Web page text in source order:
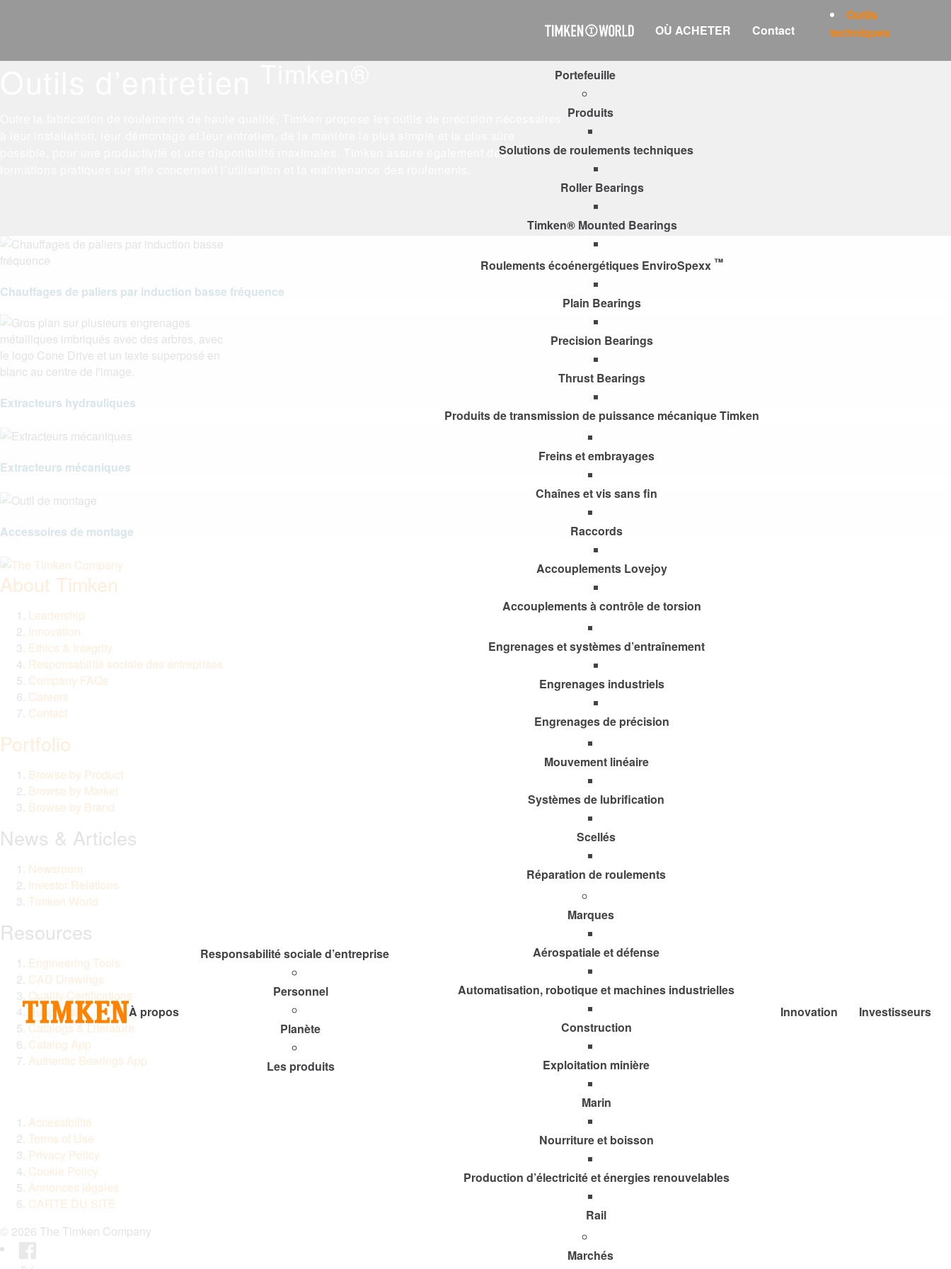
Timken
World
OÙ ACHETER Contact Languages
Outils
techniques
À propos
Responsabilité sociale d’entreprise
Personnel
Planète
Les produits
Portefeuille
Produits
Solutions de roulements techniques
Roller Bearings
Timken® Mounted Bearings
Roulements écoénergétiques EnviroSpexx ™
Plain Bearings
Precision Bearings
Thrust Bearings
Produits de transmission de puissance mécanique Timken
Freins et embrayages
Chaînes et vis sans fin
Raccords
Accouplements Lovejoy
Accouplements à contrôle de torsion
Engrenages et systèmes d’entraînement
Engrenages industriels
Engrenages de précision
Mouvement linéaire
Systèmes de lubrification
Scellés
Réparation de roulements
Marques
Aérospatiale et défense
Automatisation, robotique et machines industrielles
Construction
Exploitation minière
Marin
Nourriture et boisson
Production d’électricité et énergies renouvelables
Rail
Marchés
Innovation Investisseurs
Timken®
possible, pour une productivité et une disponibilité maximales. Timken assure également des
Chauffages de paliers par induction basse fréquence
Extracteurs hydrauliques
Extracteurs mécaniques
Accessoires de montage
About Timken
Leadership
Innovation
Ethics & Integrity
Responsabilité sociale des entreprises
Company FAQs
Careers
Contact
Portfolio
Browse by Product
Browse by Market
Browse by Brand
News & Articles
Newsroom
Investor Relations
Timken World
Resources
Engineering Tools
CAD Drawings
Quality Certifications
Suppliers
Catalogs & Literature
Catalog App
Authentic Bearings App
Accessibilité
Terms of Use
Privacy Policy
Cookie Policy
Annonces légales
CARTE DU SITE
© 2026 The Timken Company